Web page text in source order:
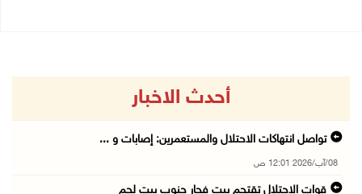
أحدث الاخبار
تواصل انتهاكات الاحتلال والمستعمرين: إصابات و ...
08/آب/2026 12:01 ص
قوات الاحتلال تقتحم بيت فجار جنوب بيت لحم